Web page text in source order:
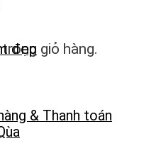
giỏ hàng.
đẹp
& Thanh toán